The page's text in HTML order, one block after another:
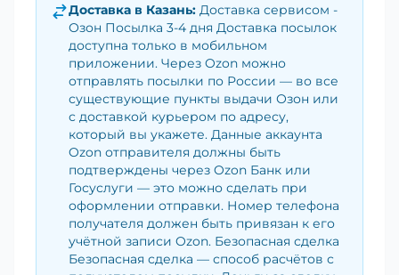
Доставка в Казань: Доставка сервисом -
Озон Посылка 3-4 дня Доставка посылок
доступна только в мобильном
приложении. Через Ozon можно
отправлять посылки по России — во все
существующие пункты выдачи Озон или
с доставкой курьером по адресу,
который вы укажете. Данные аккаунта
Ozon отправителя должны быть
подтверждены через Ozon Банк или
Госуслуги — это можно сделать при
оформлении отправки. Номер телефона
получателя должен быть привязан к его
учётной записи Ozon. Безопасная сделка
Безопасная сделка — способ расчётов с